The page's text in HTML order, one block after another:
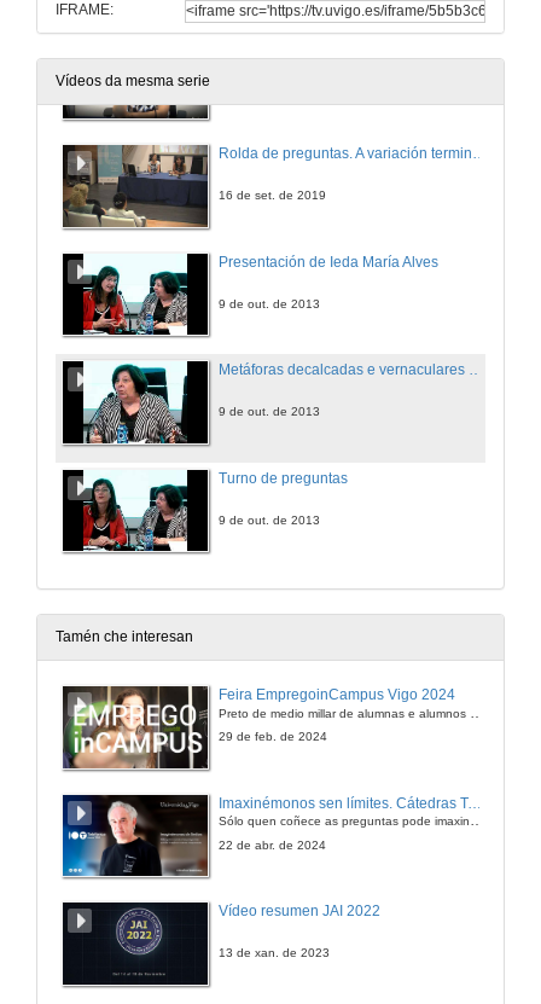
IFRAME:
Vídeos da mesma serie
Rolda de preguntas. A variación terminolóxica na formación de tradutores e intérpretes
16 de set. de 2019
Presentación de Ieda María Alves
9 de out. de 2013
Metáforas decalcadas e vernaculares na terminoloxía da economía do português brasileiro
9 de out. de 2013
Turno de preguntas
9 de out. de 2013
Tamén che interesan
Feira EmpregoinCampus Vigo 2024
29 de feb. de 2024
Imaxinémonos sen límites. Cátedras Telefónica
Sólo quen coñece as preguntas pode imaxinar novas respostas
22 de abr. de 2024
Vídeo resumen JAI 2022
13 de xan. de 2023